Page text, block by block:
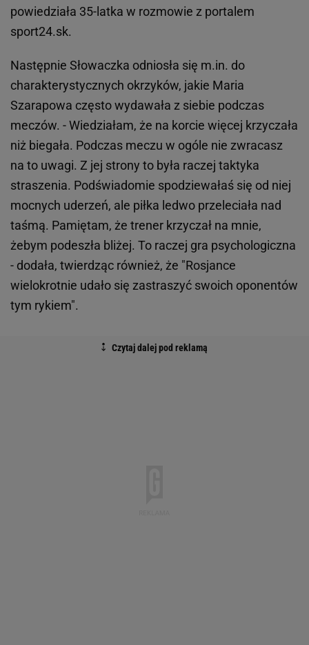
powiedziała 35-latka w rozmowie z portalem
sport24.sk.
Następnie Słowaczka odniosła się m.in. do
charakterystycznych okrzyków, jakie Maria
Szarapowa często wydawała z siebie podczas
meczów. - Wiedziałam, że na korcie więcej krzyczała
niż biegała. Podczas meczu w ogóle nie zwracasz
na to uwagi. Z jej strony to była raczej taktyka
straszenia. Podświadomie spodziewałaś się od niej
mocnych uderzeń, ale piłka ledwo przeleciała nad
taśmą. Pamiętam, że trener krzyczał na mnie,
żebym podeszła bliżej. To raczej gra psychologiczna
- dodała, twierdząc również, że "Rosjance
wielokrotnie udało się zastraszyć swoich oponentów
tym rykiem".